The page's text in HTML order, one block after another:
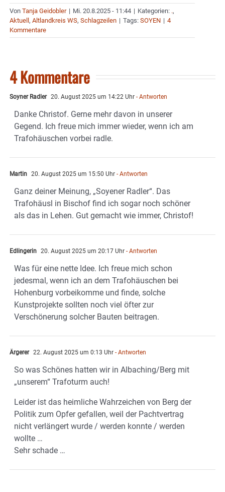
Von Tanja Geidobler | Mi. 20.8.2025 - 11:44 | Kategorien: .,
Aktuell, Altlandkreis WS, Schlagzeilen | Tags: SOYEN | 4
Kommentare
4 Kommentare
Soyner Radler 20. August 2025 um 14:22 Uhr - Antworten
Danke Christof. Gerne mehr davon in unserer
Gegend. Ich freue mich immer wieder, wenn ich am
Trafohäuschen vorbei radle.
Martin 20. August 2025 um 15:50 Uhr - Antworten
Ganz deiner Meinung, „Soyener Radler“. Das
Trafohäusl in Bischof find ich sogar noch schöner
als das in Lehen. Gut gemacht wie immer, Christof!
Edlingerin 20. August 2025 um 20:17 Uhr - Antworten
Was für eine nette Idee. Ich freue mich schon
jedesmal, wenn ich an dem Trafohäuschen bei
Hohenburg vorbeikomme und finde, solche
Kunstprojekte sollten noch viel öfter zur
Verschönerung solcher Bauten beitragen.
Ärgerer 22. August 2025 um 0:13 Uhr - Antworten
So was Schönes hatten wir in Albaching/Berg mit
„unserem“ Trafoturm auch!
Leider ist das heimliche Wahrzeichen von Berg der
Politik zum Opfer gefallen, weil der Pachtvertrag
nicht verlängert wurde / werden konnte / werden
wollte …
Sehr schade …